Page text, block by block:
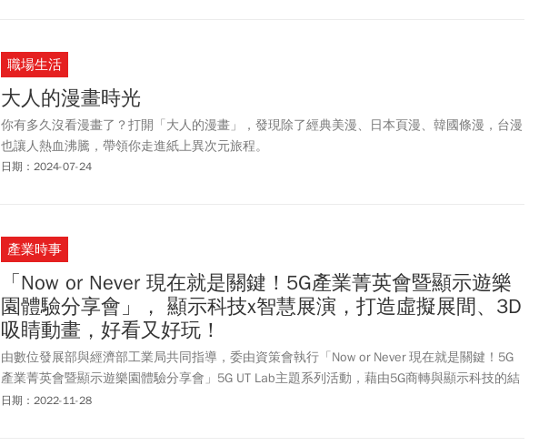
她還要熟悉團隊和拜碼頭，「我會先拜訪大股東台灣伊藤忠」。
職場生活
大人的漫畫時光
你有多久沒看漫畫了？打開「大人的漫畫」，發現除了經典美漫、日本頁漫、韓國條漫，台漫
也讓人熱血沸騰，帶領你走進紙上異次元旅程。
日期：2024-07-24
產業時事
「Now or Never 現在就是關鍵！5G產業菁英會暨顯示遊樂
園體驗分享會」， 顯示科技x智慧展演，打造虛擬展間、3D
吸睛動畫，好看又好玩！
由數位發展部與經濟部工業局共同指導，委由資策會執行「Now or Never 現在就是關鍵！5G
產業菁英會暨顯示遊樂園體驗分享會」5G UT Lab主題系列活動，藉由5G商轉與顯示科技的結
合，催生元宇宙虛擬展間、戶外裸視
日期：2022-11-28